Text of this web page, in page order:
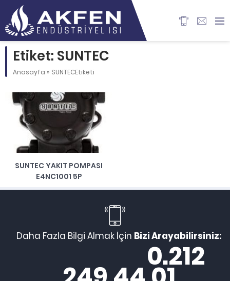
Etiket: SUNTEC
Anasayfa » SUNTECEtiketi
SUNTEC YAKIT POMPASI
E4NC1001 5P
Daha Fazla Bilgi Almak İçin Bizi Arayabilirsiniz:
0.212